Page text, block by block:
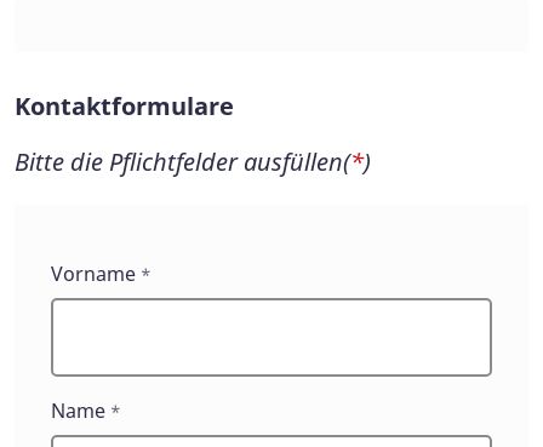
Kontaktformulare
Bitte die Pflichtfelder ausfüllen(*)
Kontaktformulare
Vorname *
Name *